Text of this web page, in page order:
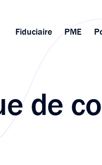
Fiduciaire PME
de